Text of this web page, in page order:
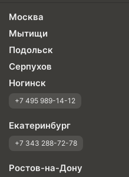
Москва
Мытищи
Подольск
Серпухов
Ногинск
+7 495 989-14-12
Екатеринбург
+7 343 288-72-78
Ростов-на-Дону